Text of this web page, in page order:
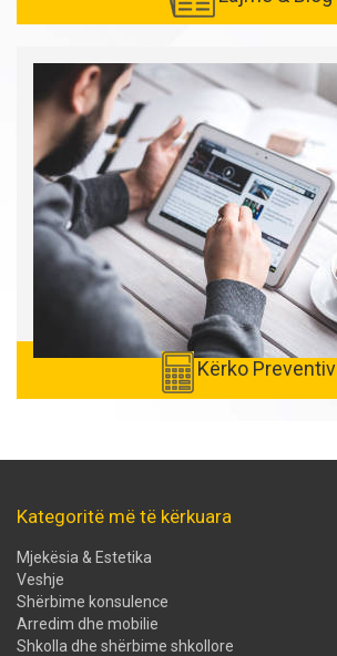
Kërko Preventiv
Kategoritë më të kërkuara
Mjekësia & Estetika
Veshje
Shërbime konsulence
Arredim dhe mobilie
Shkolla dhe shërbime shkollore